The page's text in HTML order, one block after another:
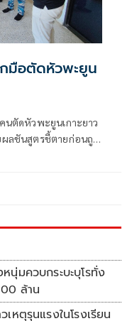
มือตัดหัวพะยูน
นตัดหัวพะยูนเกาะยาว
ลชันสูตรชี้ตายก่อนถูก
นุ่มควบกระบะบุโรทั่ง
ล้าน
หตุรุนแรงในโรงเรียน